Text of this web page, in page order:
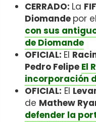
CERRADO: La
Diomande por el
con sus
de Diomande
OFICIAL: El
Pedro Felipe El
incorporación
OFICIAL: El
de Mathew
defender la